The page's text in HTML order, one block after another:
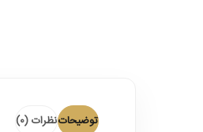
توضیحاتنظرات (0)